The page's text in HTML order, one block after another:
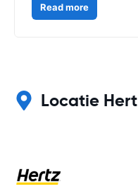
Read more
Locatie